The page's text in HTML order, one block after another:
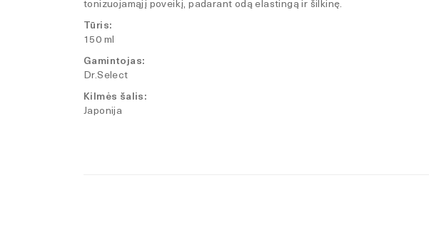
tonizuojamąjį poveikį, padarant odą elastingą ir šilkinę.
Tūris:
150 ml
Gamintojas:
Dr.Select
Kilmės šalis:
Japonija